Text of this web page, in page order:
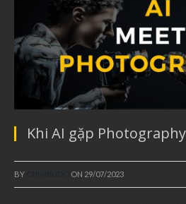
Khi AI gặp Photography
BY ON 29/07/2023